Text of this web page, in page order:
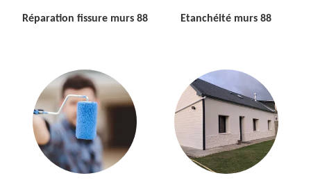
Réparation fissure murs 88 Etanchéité murs 88